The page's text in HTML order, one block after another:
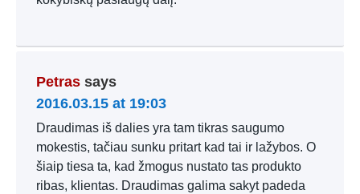
Petras says
2016.03.15 at 19:03
Draudimas iš dalies yra tam tikras saugumo
mokestis, tačiau sunku pritart kad tai ir lažybos. O
šiaip tiesa ta, kad žmogus nustato tas produkto
ribas, klientas. Draudimas galima sakyt padeda